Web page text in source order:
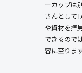
ーカップは
さんとして
や資材を拝
できるので
容に至ります